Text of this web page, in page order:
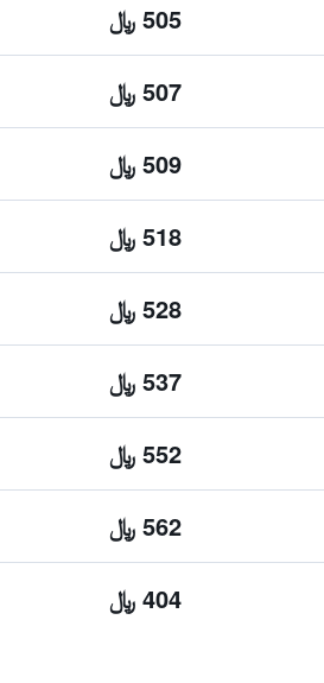
505 ﷼
507 ﷼
509 ﷼
518 ﷼
528 ﷼
537 ﷼
552 ﷼
562 ﷼
404 ﷼